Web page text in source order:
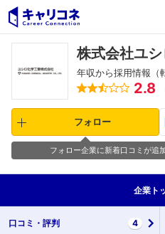
株式会社ユシ
年収から採用情報（
2.8
フォロー
フォロー企業に新着口コミが追
企業 ト
口コミ・ 評判 4